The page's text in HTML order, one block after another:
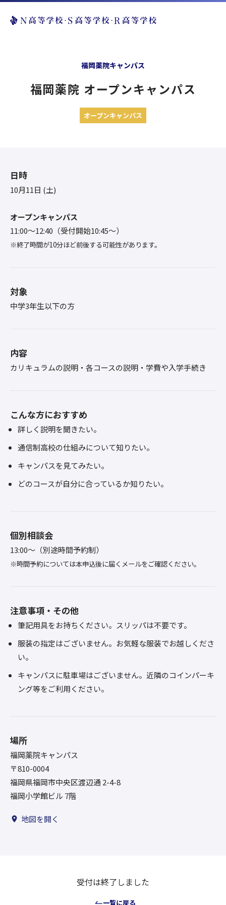
福岡薬院キャンパス
福岡薬院 オープンキャンパス
オープンキャンパス
日時
10月11日 (土)
オープンキャンパス
11:00〜12:40（受付開始10:45～）
※終了時間が10分ほど前後する可能性があります。
対象
中学3年生以下の方
内容
カリキュラムの説明・各コースの説明・学費や入学手続き
こんな方におすすめ
詳しく説明を聞きたい。
通信制高校の仕組みについて知りたい。
キャンパスを見てみたい。
どのコースが自分に合っているか知りたい。
個別相談会
13:00～（別途時間予約制）
※時間予約については本申込後に届くメールをご確認ください。
注意事項・その他
筆記用具をお持ちください。スリッパは不要です。
服装の指定はございません。お気軽な服装でお越しくださ
い。
キャンパスに駐車場はございません。近隣のコインパーキ
ング等をご利用ください。
場所
福岡薬院キャンパス
〒810-0004
福岡県福岡市中央区渡辺通 2-4-8
福岡小学館ビル 7階
地図を開く
受付は終了しました
一覧に戻る